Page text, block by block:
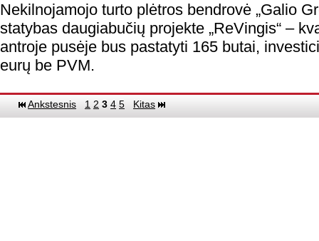
Nekilnojamojo turto plėtros bendrovė „Galio
statybas daugiabučių projekte „ReVingis“ –
antroje pusėje bus pastatyti 165 butai,
eurų be PVM.
Ankstesnis 1 2 3 4 5 Kitas